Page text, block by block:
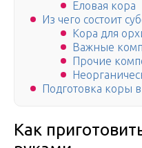
Еловая кора
Из чего состоит
Кора для
Важные
Прочие
Подготовка коры
Как